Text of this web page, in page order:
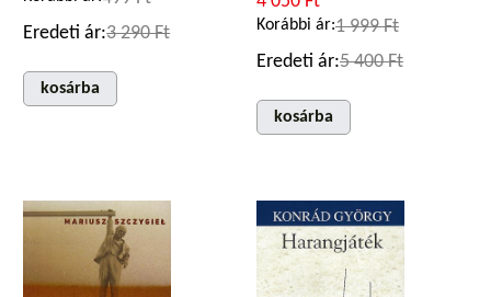
Eredeti ár:3 290 Ft
kosárba
Korábbi ár:1 999 Ft
Eredeti ár:5 400 Ft
kosárba